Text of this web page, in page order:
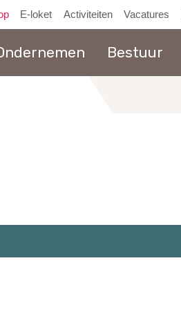
E-loket Activiteiten Vacatures
Bestuur